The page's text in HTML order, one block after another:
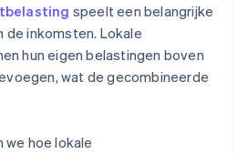
speelt een belangrijke
de inkomsten. Lokale
hun eigen belastingen boven
wat de gecombineerde
hoe lokale